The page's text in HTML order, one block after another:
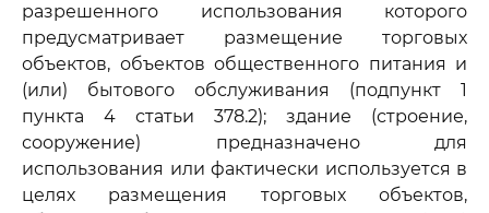
разрешенного использования которого
предусматривает размещение торговых
объектов, объектов общественного питания и
(или) бытового обслуживания (подпункт 1
пункта 4 статьи 378.2); здание (строение,
сооружение) предназначено для
использования или фактически используется в
целях размещения торговых объектов,